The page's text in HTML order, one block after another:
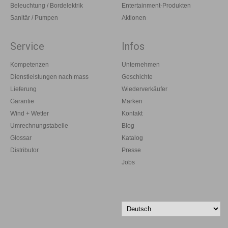
Beleuchtung / Bordelektrik
Sanitär / Pumpen
Entertainment-Produkten
Aktionen
Service
Kompetenzen
Dienstleistungen nach mass
Lieferung
Garantie
Wind + Wetter
Umrechnungstabelle
Glossar
Distributor
Infos
Unternehmen
Geschichte
Wiederverkäufer
Marken
Kontakt
Blog
Katalog
Presse
Jobs